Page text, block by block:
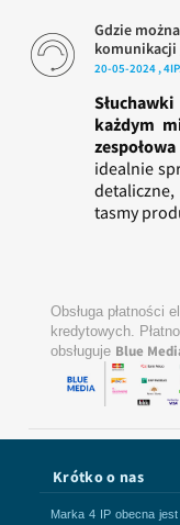
Gdzie
komunikacji
20-05-2024 ,
każdym
idealnie
tasmy
Obsługa płatności
kredytowych.
obsługuje Blue
Krótko o nas
Marka 4 IP obecna